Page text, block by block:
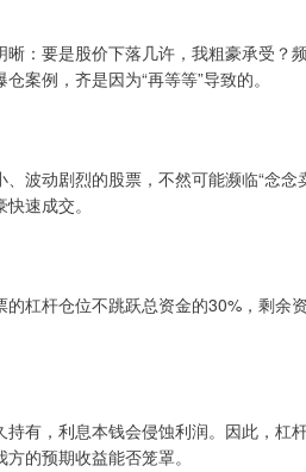
：要是股价下落几许，我粗豪承受？
案例，齐是因为“再等等”导致的。
波动剧烈的股票，不然可能濒临“念
速成交。
杠杆仓位不跳跃总资金的30%，剩余
有，利息本钱会侵蚀利润。因此，杠
的预期收益能否笼罩。